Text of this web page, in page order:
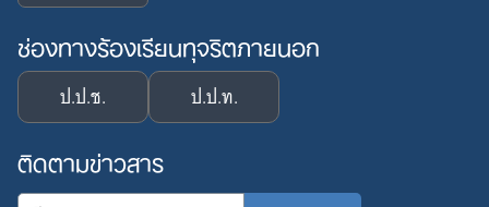
ช่องทางร้องเรียนทุจริตภายนอก
ป.ป.ช. ป.ป.ท.
ติดตามข่าวสาร